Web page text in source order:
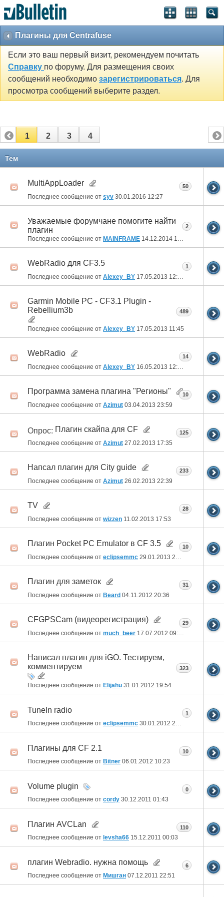
Плагины для Centrafuse
Если это ваш первый визит, рекомендуем почитать
Справку по форуму. Для размещения своих
сообщений необходимо зарегистрироваться. Для
просмотра сообщений выберите раздел.
1 2 3 4
Тем
MultiAppLoader
Последнее сообщение от syv 30.01.2016 12:27
50
Уважаемые форумчане помогите найти
плагин
Последнее сообщение от MAINFRAME 14.12.2014 10:20
2
WebRadio для CF3.5
Последнее сообщение от Alexey_BY 17.05.2013 12:47
1
Garmin Mobile PC - CF3.1 Plugin -
Rebellium3b
Последнее сообщение от Alexey_BY 17.05.2013 11:45
489
WebRadio
Последнее сообщение от Alexey_BY 16.05.2013 12:06
14
Программа замена плагина "Регионы"
Последнее сообщение от Azimut 03.04.2013 23:59
10
Опрос: Плагин скайпа для CF
Последнее сообщение от Azimut 27.02.2013 17:35
125
Напсал плагин для Сity guide
Последнее сообщение от Azimut 26.02.2013 22:39
233
TV
Последнее сообщение от wizzen 11.02.2013 17:53
28
Плагин Pocket PC Emulator в CF 3.5
Последнее сообщение от eclipsemmc 29.01.2013 20:27
10
Плагин для заметок
Последнее сообщение от Beard 04.11.2012 20:36
31
CFGPSCam (видеорегистрация)
Последнее сообщение от much_beer 17.07.2012 09:22
29
Написал плагин для iGO. Тестируем,
комментируем
Последнее сообщение от Elijahu 31.01.2012 19:54
323
TuneIn radio
Последнее сообщение от eclipsemmc 30.01.2012 20:04
1
Плагины для CF 2.1
Последнее сообщение от Bitner 06.01.2012 10:23
10
Volume plugin
Последнее сообщение от cordy 30.12.2011 01:43
0
Плагин AVCLan
Последнее сообщение от levsha66 15.12.2011 00:03
110
плагин Webradio. нужна помощь
Последнее сообщение от Мишган 07.12.2011 22:51
6